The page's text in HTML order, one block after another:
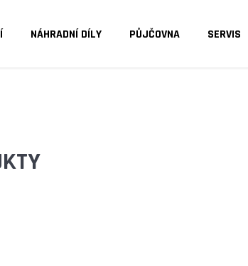
NÁHRADNÍ DÍLY PŮJČOVNA SERVIS